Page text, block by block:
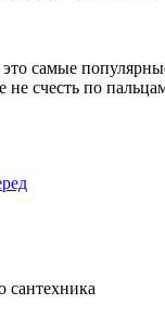
самые
не счесть по
сантехника